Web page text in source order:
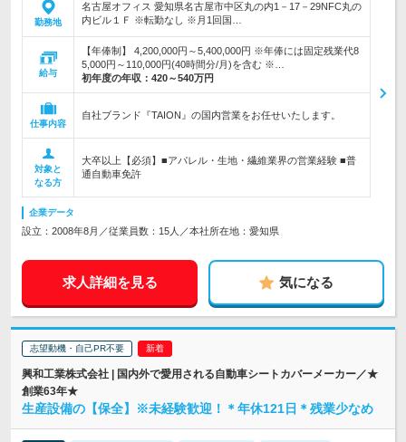
勤務地
名古屋オフィス 愛知県名古屋市中区丸の内1－17－29NFC丸の
内ビル１Ｆ ※転勤なし ※月1回国…
給与
【年俸制】 4,200,000円～5,400,000円 ※年俸には固定残業代8
5,000円～110,000円(40時間分/月)を含む ※…
初年度の年収： 420～540万円
仕事内容
自社ブランド『TAION』の国内営業をお任せいたします。
対象と
なる方
大卒以上【必須】■アパレル・生地・繊維業界の営業経験 ■普
通自動車免許
企業データ
設立：2008年8月／従業員数：15人／本社所在地：愛知県
求人詳細を見る 気になる
志望動機・自己PR不要
興和工業株式会社 | 国内外で愛用される自動車シートカバーメーカー／★
創業63年★
生産設備の【保全】※未経験歓迎！＊年休121日＊残業少なめ